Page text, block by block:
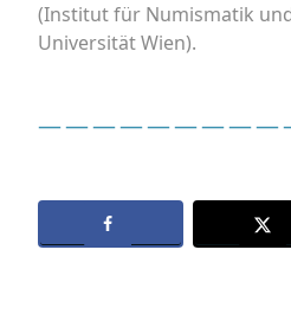
(Institut für Numismatik
Universität Wien).